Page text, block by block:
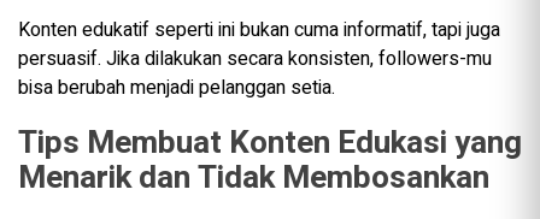
Konten edukatif seperti ini bukan cuma informatif, tapi juga
persuasif. Jika dilakukan secara konsisten, followers-mu
bisa berubah menjadi pelanggan setia.
Tips Membuat Konten Edukasi yang
Menarik dan Tidak Membosankan